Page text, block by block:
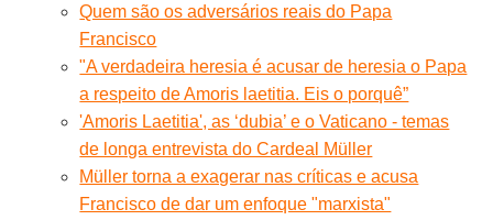
Quem são os adversários reais do Papa
Francisco
"A verdadeira heresia é acusar de heresia o Papa
a respeito de Amoris laetitia. Eis o porquê”
'Amoris Laetitia', as ‘dubia’ e o Vaticano - temas
de longa entrevista do Cardeal Müller
Müller torna a exagerar nas críticas e acusa
Francisco de dar um enfoque "marxista"